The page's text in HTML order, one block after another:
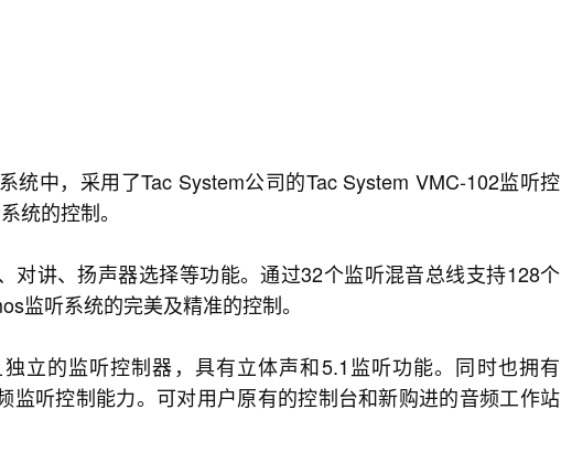
统中，采用了Tac System公司的Tac System VMC-102监听控
统的控制。
对讲、扬声器选择等功能。通过32个监听混音总线支持128个
监听系统的完美及精准的控制。
立的监听控制器，具有立体声和5.1监听功能。同时也拥有
监听控制能力。可对用户原有的控制台和新购进的音频工作站